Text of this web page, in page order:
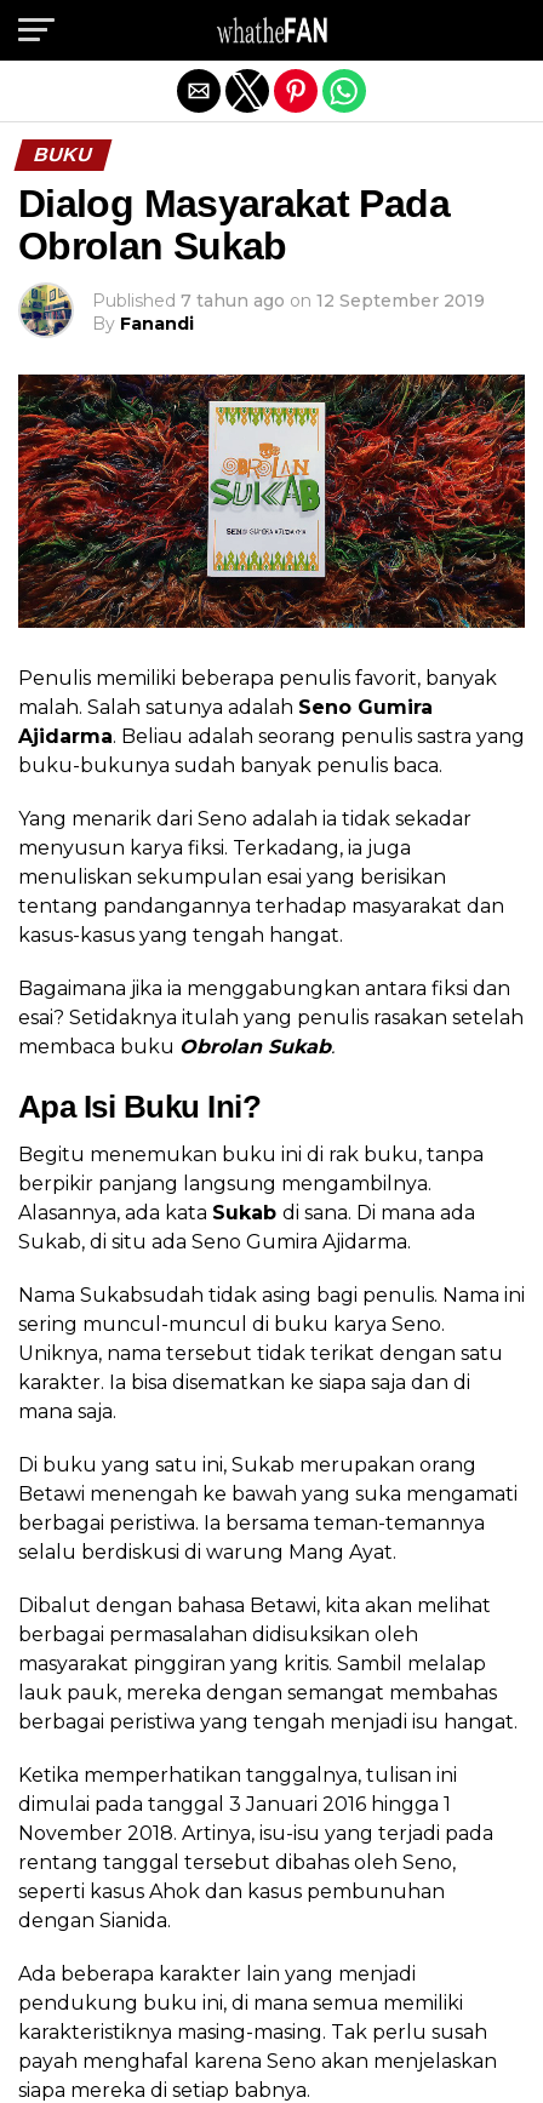
BUKU
Dialog Masyarakat Pada
Obrolan Sukab
Published 7 tahun ago on 12 September 2019
By Fanandi
Penulis memiliki beberapa penulis favorit, banyak
malah. Salah satunya adalah Seno Gumira
Ajidarma. Beliau adalah seorang penulis sastra yang
buku-bukunya sudah banyak penulis baca.
Yang menarik dari Seno adalah ia tidak sekadar
menyusun karya fiksi. Terkadang, ia juga
menuliskan sekumpulan esai yang berisikan
tentang pandangannya terhadap masyarakat dan
kasus-kasus yang tengah hangat.
Bagaimana jika ia menggabungkan antara fiksi dan
esai? Setidaknya itulah yang penulis rasakan setelah
membaca buku ObrolanSukab.
Apa Isi Buku Ini?
Begitu menemukan buku ini di rak buku, tanpa
berpikir panjang langsung mengambilnya.
Alasannya, ada kata Sukab di sana. Di mana ada
Sukab, di situ ada Seno Gumira Ajidarma.
Nama Sukabsudah tidak asing bagi penulis. Nama ini
sering muncul-muncul di buku karya Seno.
Uniknya, nama tersebut tidak terikat dengan satu
karakter. Ia bisa disematkan ke siapa saja dan di
mana saja.
Di buku yang satu ini, Sukab merupakan orang
Betawi menengah ke bawah yang suka mengamati
berbagai peristiwa. Ia bersama teman-temannya
selalu berdiskusi di warung Mang Ayat.
Dibalut dengan bahasa Betawi, kita akan melihat
berbagai permasalahan didisuksikan oleh
masyarakat pinggiran yang kritis. Sambil melalap
lauk pauk, mereka dengan semangat membahas
berbagai peristiwa yang tengah menjadi isu hangat.
Ketika memperhatikan tanggalnya, tulisan ini
dimulai pada tanggal 3 Januari 2016 hingga 1
November 2018. Artinya, isu-isu yang terjadi pada
rentang tanggal tersebut dibahas oleh Seno,
seperti kasus Ahok dan kasus pembunuhan
dengan Sianida.
Ada beberapa karakter lain yang menjadi
pendukung buku ini, di mana semua memiliki
karakteristiknya masing-masing. Tak perlu susah
payah menghafal karena Seno akan menjelaskan
siapa mereka di setiap babnya.
Exit mobile version